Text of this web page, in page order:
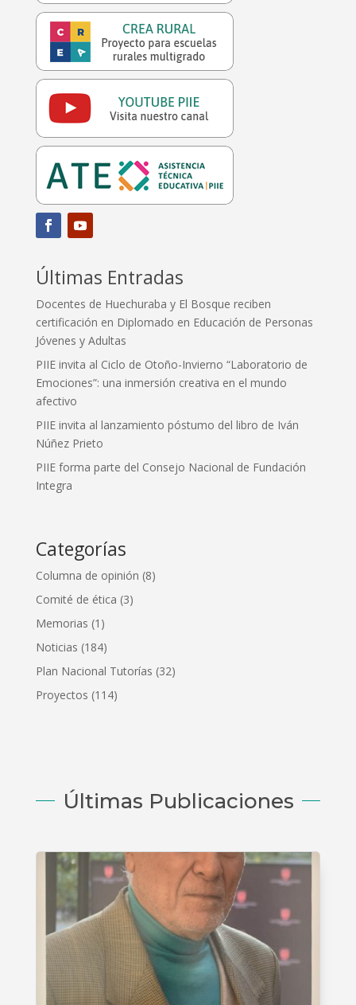
Últimas Entradas
Docentes de Huechuraba y El Bosque reciben
certificación en Diplomado en Educación de Personas
Jóvenes y Adultas
PIIE invita al Ciclo de Otoño-Invierno “Laboratorio de
Emociones”: una inmersión creativa en el mundo
afectivo
PIIE invita al lanzamiento póstumo del libro de Iván
Núñez Prieto
PIIE forma parte del Consejo Nacional de Fundación
Integra
Categorías
Columna de opinión (8)
Comité de ética (3)
Memorias (1)
Noticias (184)
Plan Nacional Tutorías (32)
Proyectos (114)
Últimas Publicaciones